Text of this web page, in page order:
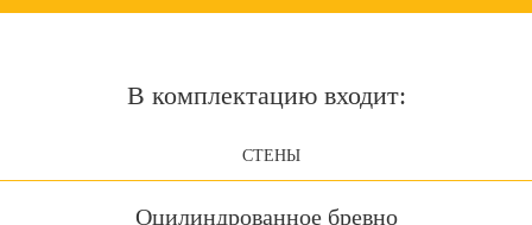
В комплектацию входит:
СТЕНЫ
Оцилиндрованное бревно